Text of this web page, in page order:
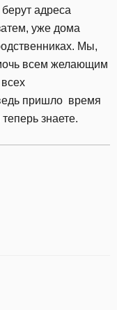
адреса
уже дома
Мы,
всем желающим
пришло время
знаете.